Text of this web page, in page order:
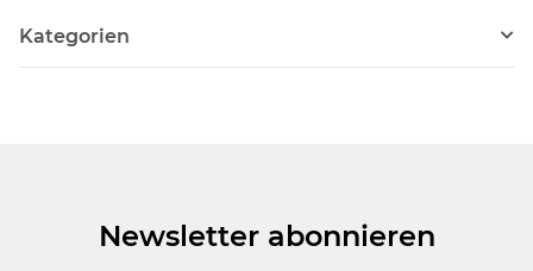
Kategorien
Newsletter abonnieren